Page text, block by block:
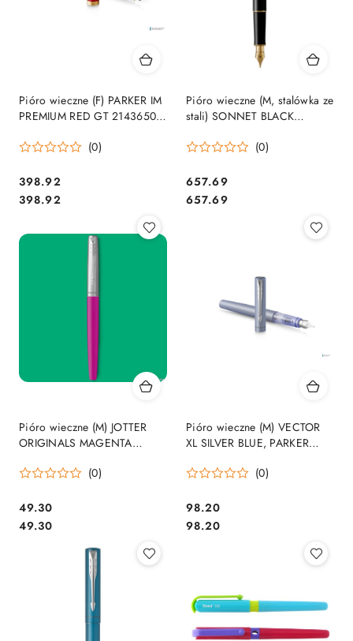
Pióro wieczne (F) PARKER IM
PREMIUM RED GT 2143650,
(0)
Cena:
398.92
Cena:
398.92
Pióro wieczne (M, stalówka ze
stali) SONNET BLACK
1931495, giftbox SALE
(0)
Cena:
657.69
Cena:
657.69
Pióro wieczne (M) JOTTER
ORIGINALS MAGENTA
SALE
(0)
Cena:
49.30
Cena:
49.30
Pióro wieczne (M) VECTOR
XL SILVER BLUE, PARKER
(0)
Cena:
98.20
Cena:
98.20